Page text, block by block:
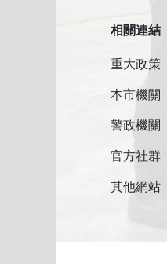
相關連結
重大政策
本市機關
警政機關
官方社群
其他網站